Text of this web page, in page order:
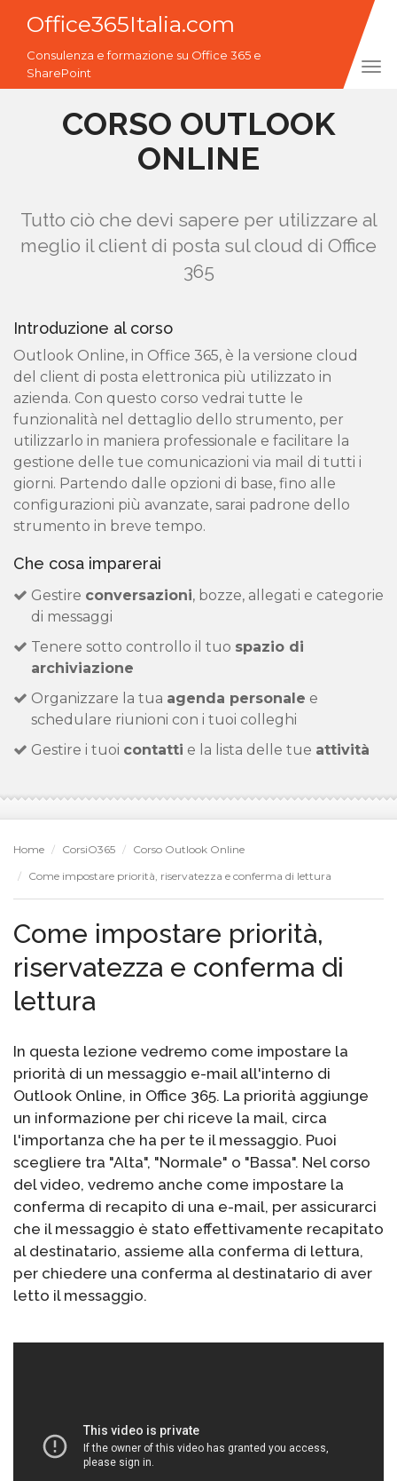
Office365Italia.com
Consulenza e formazione su Office 365 e
SharePoint
CORSO OUTLOOK
ONLINE
Tutto ciò che devi sapere per utilizzare al
meglio il client di posta sul cloud di Office
365
Introduzione al corso
Outlook Online, in Office 365, è la versione cloud
del client di posta elettronica più utilizzato in
azienda. Con questo corso vedrai tutte le
funzionalità nel dettaglio dello strumento, per
utilizzarlo in maniera professionale e facilitare la
gestione delle tue comunicazioni via mail di tutti i
giorni. Partendo dalle opzioni di base, fino alle
configurazioni più avanzate, sarai padrone dello
strumento in breve tempo.
Che cosa imparerai
Gestire conversazioni, bozze, allegati e categorie
di messaggi
Tenere sotto controllo il tuo spazio di
archiviazione
Organizzare la tua agenda personale e
schedulare riunioni con i tuoi colleghi
Gestire i tuoi contatti e la lista delle tue attività
Home CorsiO365
Corso Outlook Online
Come impostare priorità, riservatezza e conferma di lettura
Come impostare priorità,
riservatezza e conferma di
lettura
In questa lezione vedremo come impostare la
priorità di un messaggio e-mail all'interno di
Outlook Online, in Office 365. La priorità aggiunge
un informazione per chi riceve la mail, circa
l'importanza che ha per te il messaggio. Puoi
scegliere tra "Alta", "Normale" o "Bassa". Nel corso
del video, vedremo anche come impostare la
conferma di recapito di una e-mail, per assicurarci
che il messaggio è stato effettivamente recapitato
al destinatario, assieme alla conferma di lettura,
per chiedere una conferma al destinatario di aver
letto il messaggio.